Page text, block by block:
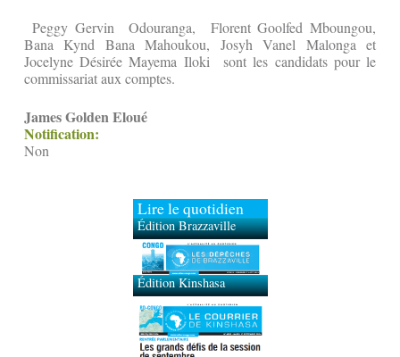
Peggy Gervin Odouranga, Florent Goolfed Mboungou,
Bana Kynd Bana Mahoukou, Josyh Vanel Malonga et
Jocelyne Désirée Mayema Iloki sont les candidats pour le
commissariat aux comptes.
James Golden Eloué
Notification:
Non
Lire le quotidien
Édition Brazzaville
Édition Kinshasa